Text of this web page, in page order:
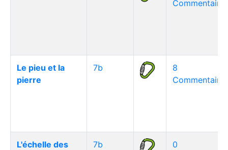
Le pieu et la
pierre
7b
8
L'échelle des
7b
0